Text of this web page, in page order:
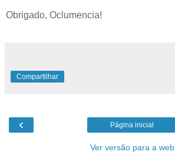
Obrigado, Oclumencia!
Compartilhar
‹ Página inicial
Ver versão para a web